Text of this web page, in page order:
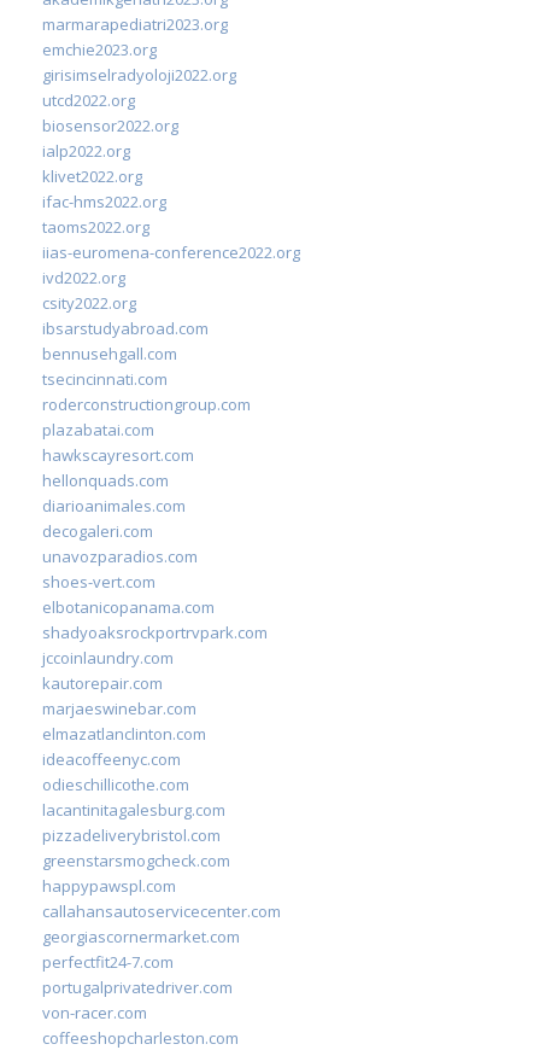
marmarapediatri2023.org
emchie2023.org
girisimselradyoloji2022.org
utcd2022.org
biosensor2022.org
ialp2022.org
klivet2022.org
ifac-hms2022.org
taoms2022.org
iias-euromena-conference2022.org
ivd2022.org
csity2022.org
ibsarstudyabroad.com
bennusehgall.com
tsecincinnati.com
roderconstructiongroup.com
plazabatai.com
hawkscayresort.com
hellonquads.com
diarioanimales.com
decogaleri.com
unavozparadios.com
shoes-vert.com
elbotanicopanama.com
shadyoaksrockportrvpark.com
jccoinlaundry.com
kautorepair.com
marjaeswinebar.com
elmazatlanclinton.com
ideacoffeenyc.com
odieschillicothe.com
lacantinitagalesburg.com
pizzadeliverybristol.com
greenstarsmogcheck.com
happypawspl.com
callahansautoservicecenter.com
georgiascornermarket.com
perfectfit24-7.com
portugalprivatedriver.com
von-racer.com
coffeeshopcharleston.com